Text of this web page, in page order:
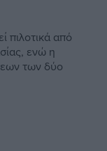
πιλοτικά από
ενώ η
των δύο